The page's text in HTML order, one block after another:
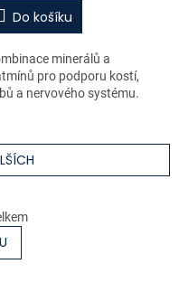
Do košíku
minerálů a
pro podporu kostí,
a nervového systému.